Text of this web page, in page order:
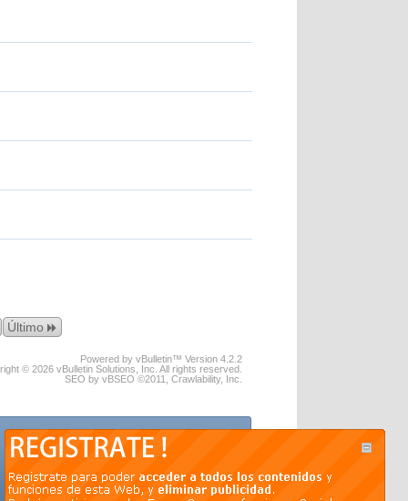
Último
Powered by vBulletin™ Version 4.2.2
© 2026 vBulletin Solutions, Inc. All rights reserved.
SEO by vBSEO ©2011, Crawlability, Inc.